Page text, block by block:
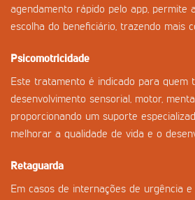
agendamento rápido pelo app, permite
escolha do beneficiário, trazendo mais
Psicomotricidade
Este tratamento é indicado para quem
desenvolvimento sensorial, motor,
proporcionando um suporte
melhorar a qualidade de vida e o
Retaguarda
Em casos de internações de urgência